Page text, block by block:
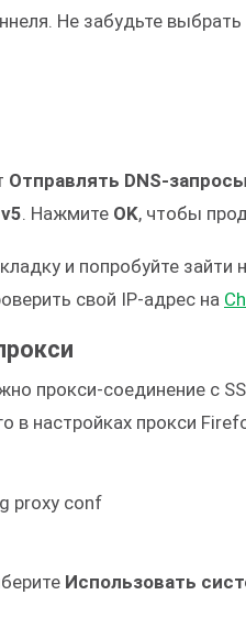
Не забудьте выбрать
Отправлять DNS-
. Нажмите OK, чтобы
и попробуйте зайти
свой IP-адрес на
прокси-соединение с
в настройках прокси
Использовать